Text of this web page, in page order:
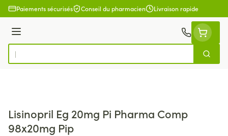
Aller au contenu
Paiements sécurisés Conseil du pharmacien Livraison rapide
Menu
Rechercher
Lisinopril Eg 20mg Pi Pharma Comp
98x20mg Pip